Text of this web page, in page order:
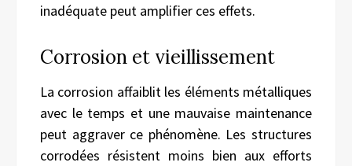
inadéquate peut amplifier ces effets.
Corrosion et vieillissement
La corrosion affaiblit les éléments métalliques
avec le temps et une mauvaise maintenance
peut aggraver ce phénomène. Les structures
corrodées résistent moins bien aux efforts